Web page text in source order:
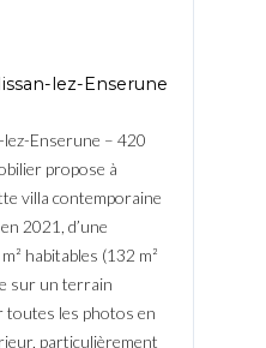
lez-Enserune
Enserune – 420
propose à
villa contemporaine
2021, d’une
habitables (132 m²
sur un terrain
toutes les photos en
particulièrement